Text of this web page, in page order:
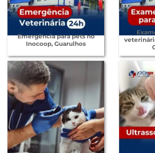
Emergência para pets no
Inocoop, Guarulhos